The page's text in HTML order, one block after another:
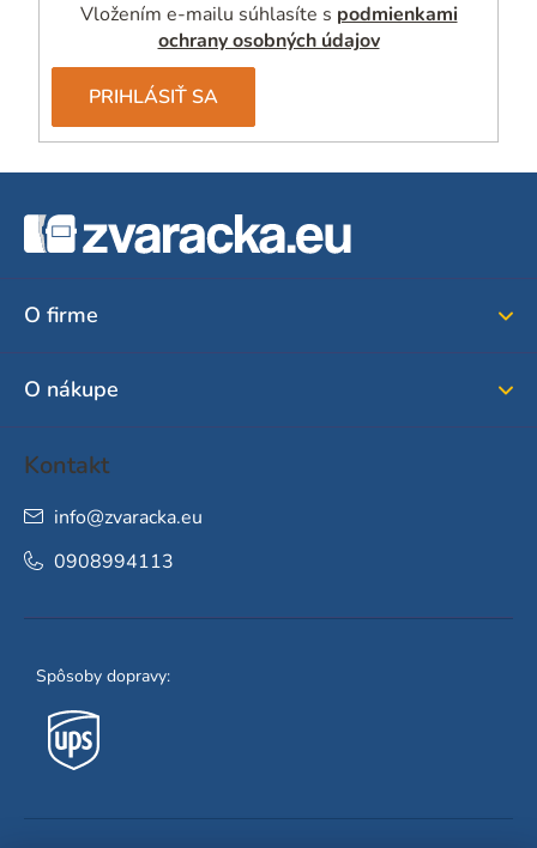
Vložením e-mailu súhlasíte s podmienkami
ochrany osobných údajov
PRIHLÁSIŤ SA
O firme
O nákupe
Kontakt
info@zvaracka.eu
0908994113
Spôsoby dopravy: